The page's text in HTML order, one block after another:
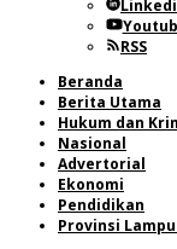
RSS
Beranda
Berita Utama
Hukum dan
Nasional
Advertorial
Ekonomi
Pendidikan
Provinsi